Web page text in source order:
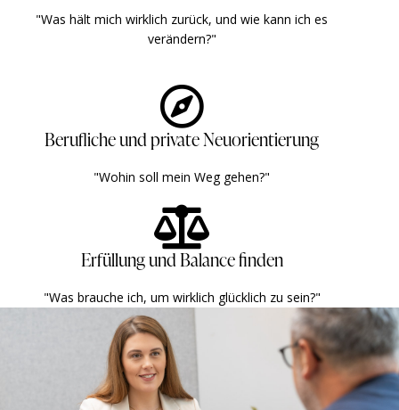
"Was hält mich wirklich zurück, und wie kann ich es
verändern?" ​ ​
Berufliche und private Neuorientierung
"Wohin soll mein Weg gehen?" ​
Erfüllung und Balance finden
"Was brauche ich, um wirklich glücklich zu sein?" ​ ​